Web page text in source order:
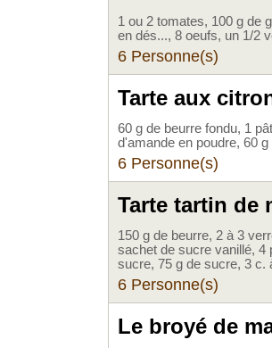
1 ou 2 tomates, 100 g de
en dés..., 8 oeufs, un 1/2
6 Personne(s)
Tarte aux
60 g de beurre fondu, 1
d'amande en poudre, 60
6 Personne(s)
Tarte tartin de
150 g de beurre, 2 à 3
sachet de sucre vanillé, 4
sucre, 75 g de sucre, 3 c.
6 Personne(s)
Le broyé de